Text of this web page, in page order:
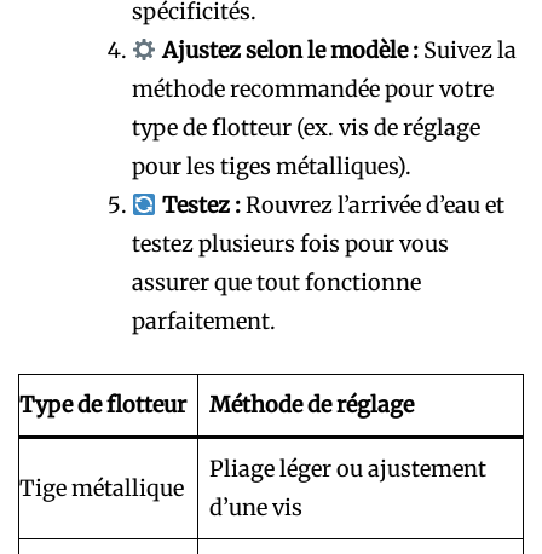
spécificités.
Ajustez selon le modèle :Suivez la
méthode recommandée pour votre
type de flotteur (ex. vis de réglage
pour les tiges métalliques).
Testez :Rouvrez l’arrivée d’eau et
testez plusieurs fois pour vous
assurer que tout fonctionne
parfaitement.
Type de flotteur Méthode de réglage
Tige métallique
Pliage léger ou ajustement
d’une vis